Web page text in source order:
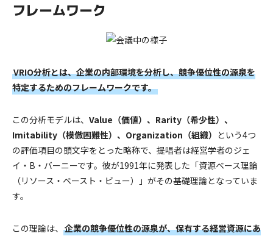
フレームワーク
VRIO分析とは、企業の内部環境を分析し、競争優位性の源泉を
特定するためのフレームワークです。
この分析モデルは、 Value（価値）、Rarity（希少性）、
Imitability（模倣困難性）、Organization（組織） という4つ
の評価項目の頭文字をとった略称で、提唱者は経営学者のジェ
イ・B・バーニーです。彼が1991年に発表した「資源ベース理論
（リソース・ベースト・ビュー）」がその基礎理論となっていま
す。
この理論は、 企業の競争優位性の源泉が、保有する経営資源にあ